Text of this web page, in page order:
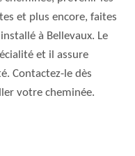
et plus encore, faites
à Bellevaux. Le
et il assure
Contactez-le dès
votre cheminée.